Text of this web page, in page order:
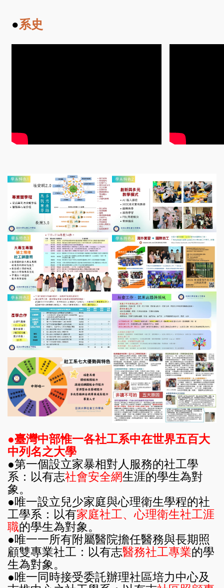
●系史
●臺灣中部惟一各社工系中在世界五百大
中列名之大學
●第一個設立家暴相對人服務的社工學
系： 以有志社會安全網生涯的學生為對
象。
●唯一設立兒少家庭與心理衛生學程的社
工學系： 以有家庭社工、心理衛生社工涯
職的學生為對象。
●唯一一所有附屬醫院擔任醫務與長期照
顧雙專業社工 ： 以有志醫務社工專業的學
生為對象。
●唯一同時接受委託辦理社區培力中心及